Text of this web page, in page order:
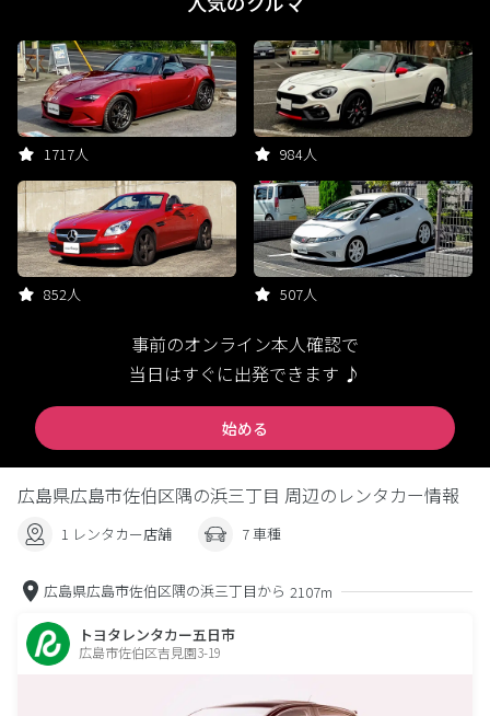
1717人 984人
852人 507人
事前のオンライン本人確認で
当日はすぐに出発できます ♪
始める
広島県広島市佐伯区隅の浜三丁目 周辺のレンタカー情報
1 レンタカー店舗 7 車種
広島県広島市佐伯区隅の浜三丁目から 2107m
トヨタレンタカー五日市
広島市佐伯区吉見園3-19